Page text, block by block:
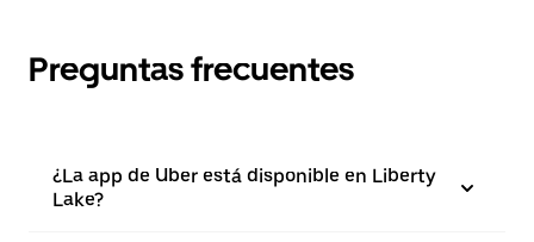
Preguntas frecuentes
¿La app de Uber está disponible en Liberty
Lake?